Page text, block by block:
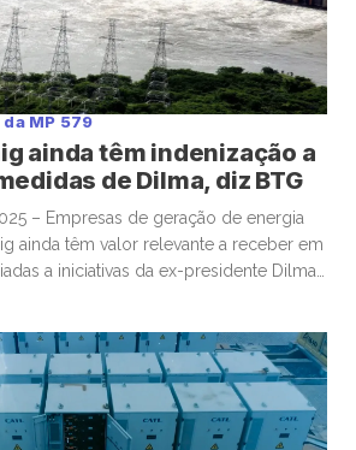
MP 579
ainda têm indenização a
de Dilma, diz BTG
– Empresas de geração de energia
ainda têm valor relevante a receber em
a iniciativas da ex-presidente Dilma
espera de compensações por